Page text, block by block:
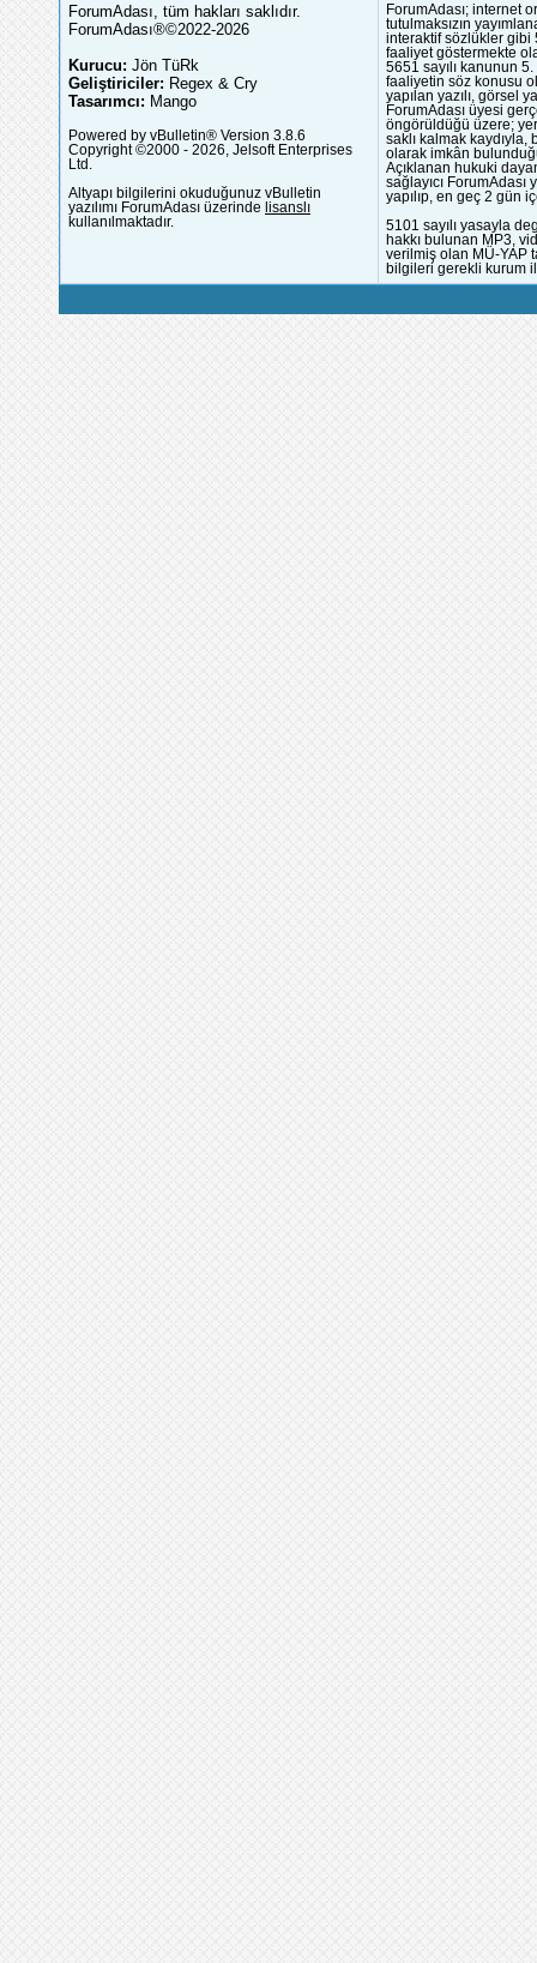
ForumAdası, tüm hakları saklıdır.
ForumAdası®©2022-2026
Kurucu: Jön TüRk
Geliştiriciler: Regex & Cry
Tasarımcı: Mango
Powered by vBulletin® Version 3.8.6
Copyright ©2000 - 2026, Jelsoft Enterprises
Ltd.
Altyapı bilgilerini okuduğunuz vBulletin
yazılımı ForumAdası üzerinde lisanslı
kullanılmaktadır.
ForumAdası; internet
tutulmaksızın
interaktif sözlükler gibi
faaliyet göstermekte
5651 sayılı kanunun
faaliyetin söz konusu
yapılan yazılı, görsel
ForumAdası üyesi
öngörüldüğü üzere;
saklı kalmak
olarak imkân
Açıklanan hukuki
sağlayıcı
yapılıp, en geç 2 gün
5101 sayılı yasayla
hakkı bulunan MP3,
verilmiş olan MÜ-YAP
bilgileri gerekli kurum